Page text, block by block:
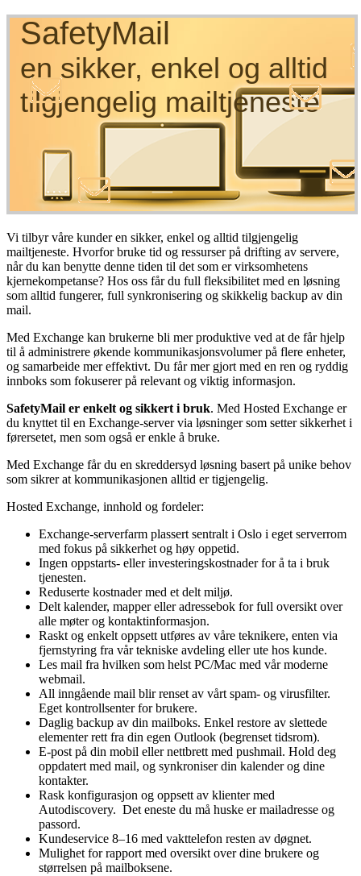
SafetyMail
en sikker, enkel og alltid
tilgjengelig mailtjeneste
Vi tilbyr våre kunder en sikker, enkel og alltid tilgjengelig
mailtjeneste. Hvorfor bruke tid og ressurser på drifting av servere,
når du kan benytte denne tiden til det som er virksomhetens
kjernekompetanse? Hos oss får du full fleksibilitet med en løsning
som alltid fungerer, full synkronisering og skikkelig backup av din
mail.
Med Exchange kan brukerne bli mer produktive ved at de får hjelp
til å administrere økende kommunikasjonsvolumer på flere enheter,
og samarbeide mer effektivt. Du får mer gjort med en ren og ryddig
innboks som fokuserer på relevant og viktig informasjon.
SafetyMail er enkelt og sikkert i bruk. Med Hosted Exchange er
du knyttet til en Exchange-server via løsninger som setter sikkerhet i
førersetet, men som også er enkle å bruke.
Med Exchange får du en skreddersyd løsning basert på unike behov
som sikrer at kommunikasjonen alltid er tigjengelig.
Hosted Exchange, innhold og fordeler:
Exchange-serverfarm plassert sentralt i Oslo i eget serverrom
med fokus på sikkerhet og høy oppetid.
Ingen oppstarts- eller investeringskostnader for å ta i bruk
tjenesten.
Reduserte kostnader med et delt miljø.
Delt kalender, mapper eller adressebok for full oversikt over
alle møter og kontaktinformasjon.
Raskt og enkelt oppsett utføres av våre teknikere, enten via
fjernstyring fra vår tekniske avdeling eller ute hos kunde.
Les mail fra hvilken som helst PC/Mac med vår moderne
webmail.
All inngående mail blir renset av vårt spam- og virusfilter.
Eget kontrollsenter for brukere.
Daglig backup av din mailboks. Enkel restore av slettede
elementer rett fra din egen Outlook (begrenset tidsrom).
E-post på din mobil eller nettbrett med pushmail. Hold deg
oppdatert med mail, og synkroniser din kalender og dine
kontakter.
Rask konfigurasjon og oppsett av klienter med
Autodiscovery. Det eneste du må huske er mailadresse og
passord.
Kundeservice 8–16 med vakttelefon resten av døgnet.
Mulighet for rapport med oversikt over dine brukere og
størrelsen på mailboksene.